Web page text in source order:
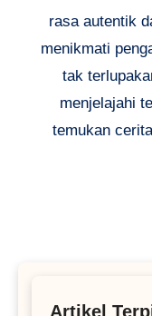
rasa autentik
menikmati
tak
menjelajahi
temukan
Artikel